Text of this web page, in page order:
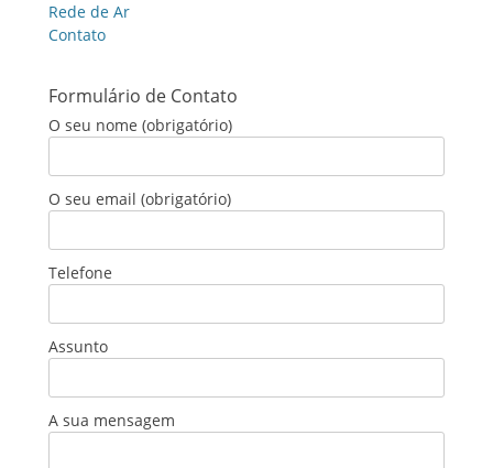
Rede de Ar
Contato
Formulário de Contato
O seu nome (obrigatório)
O seu email (obrigatório)
Telefone
Assunto
A sua mensagem